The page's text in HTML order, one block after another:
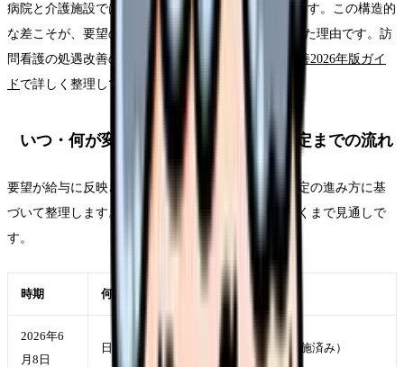
病院と介護施設では月額で約3万6,000円の差があります。この構造的
な差こそが、要望の第1項目に「処遇改善」が置かれた理由です。訪
問看護の処遇改善の経緯と現状は
訪問看護の処遇改善2026年版ガイ
ド で詳しく整理しています。
いつ・何が変わり得るか：要望から改定までの流れ
要望が給与に反映されるまでの道のりを、過去の改定の進み方に基
づいて整理します。今後の日程は未確定のため、あくまで見通しで
す。
時期 何が起きるか
2026年6
月8日
日看協が老健局長へ要望書を提出（実施済み）